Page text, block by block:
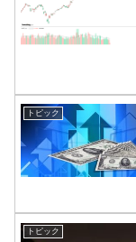
トピック
トピック